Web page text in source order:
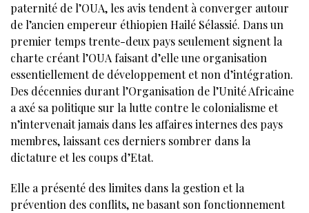
paternité de l’OUA, les avis tendent à converger autour
de l’ancien empereur éthiopien Hailé Sélassié. Dans un
premier temps trente-deux pays seulement signent la
charte créant l’OUA faisant d’elle une organisation
essentiellement de développement et non d’intégration.
Des décennies durant l’Organisation de l’Unité Africaine
a axé sa politique sur la lutte contre le colonialisme et
n’intervenait jamais dans les affaires internes des pays
membres, laissant ces derniers sombrer dans la
dictature et les coups d’Etat.
Elle a présenté des limites dans la gestion et la
prévention des conflits, ne basant son fonctionnement